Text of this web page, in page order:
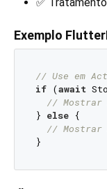
Exemplo
// Use em
if (await
// Mostrar
} else {
// Mostrar